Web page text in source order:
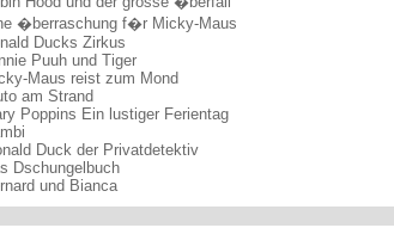
�berraschung f�r Micky-Maus
Ducks Zirkus
Puuh und Tiger
Maus reist zum Mond
am Strand
Poppins Ein lustiger Ferientag
Duck der Privatdetektiv
Dschungelbuch
und Bianca